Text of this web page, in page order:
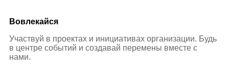
Вовлекайся
Участвуй в проектах и инициативах организации. Будь
в центре событий и создавай перемены вместе с
нами.